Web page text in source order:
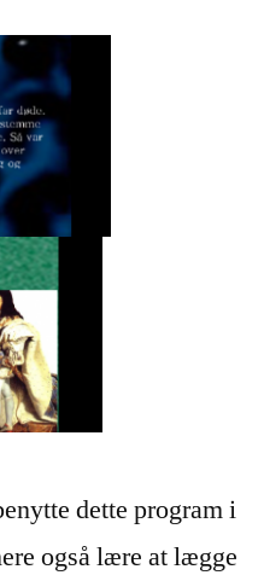
dette program i
også lære at lægge